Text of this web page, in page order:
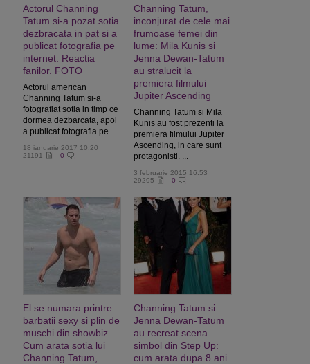
Actorul Channing
Tatum si-a pozat sotia
dezbracata in pat si a
publicat fotografia pe
internet. Reactia
fanilor. FOTO
Actorul american
Channing Tatum si-a
fotografiat sotia in timp ce
dormea dezbarcata, apoi
a publicat fotografia pe ...
18 ianuarie 2017 10:20
21191
0
Channing Tatum,
inconjurat de cele mai
frumoase femei din
lume: Mila Kunis si
Jenna Dewan-Tatum
au stralucit la
premiera filmului
Jupiter Ascending
Channing Tatum si Mila
Kunis au fost prezenti la
premiera filmului Jupiter
Ascending, in care sunt
protagonisti. ...
3 februarie 2015 16:53
29295
0
El se numara printre
barbatii sexy si plin de
muschi din showbiz.
Cum arata sotia lui
Channing Tatum,
Channing Tatum si
Jenna Dewan-Tatum
au recreat scena
simbol din Step Up:
cum arata dupa 8 ani